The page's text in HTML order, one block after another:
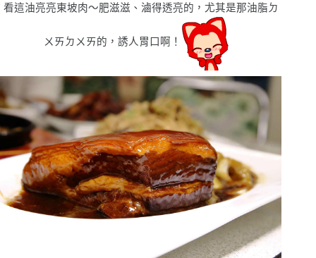
看這油亮亮東坡肉〜肥滋滋、滷得透亮的，尤其是那油脂ㄉ
ㄨㄞㄉㄨㄞ的，誘人胃口啊！